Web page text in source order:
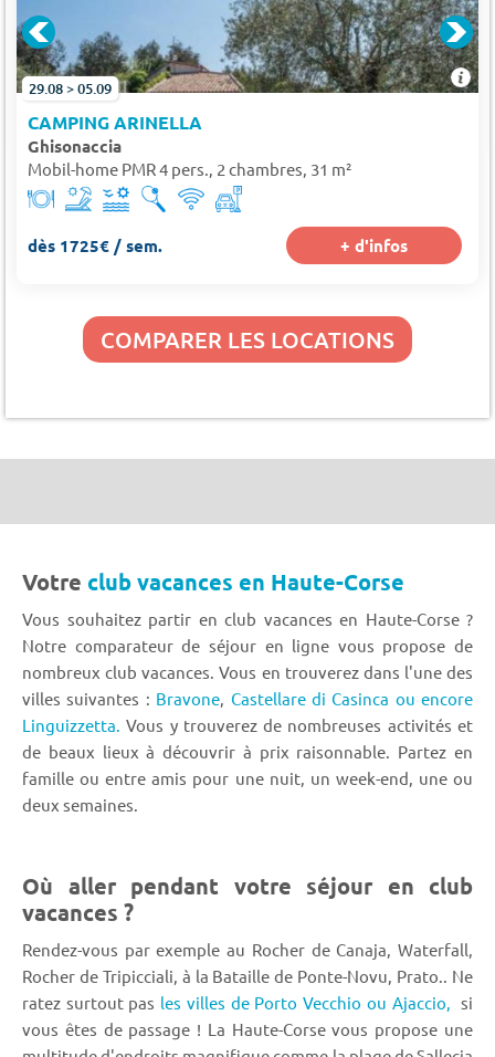
29.08 > 05.09
CAMPING ARINELLA
Ghisonaccia
Mobil-home PMR 4 pers., 2 chambres, 31 m²
dès 1725€ / sem. + d'infos
COMPARER LES LOCATIONS
Votre club vacances en Haute-Corse
Vous souhaitez partir en club vacances en Haute-Corse ?
Notre comparateur de séjour en ligne vous propose de
nombreux club vacances. Vous en trouverez dans l'une des
villes suivantes : Bravone, Castellare di Casinca ou encore
Linguizzetta. Vous y trouverez de nombreuses activités et
de beaux lieux à découvrir à prix raisonnable. Partez en
famille ou entre amis pour une nuit, un week-end, une ou
deux semaines.
Où aller pendant votre séjour en club
vacances ?
Rendez-vous par exemple au Rocher de Canaja, Waterfall,
Rocher de Tripicciali, à la Bataille de Ponte-Novu, Prato.. Ne
ratez surtout pas les villes de Porto Vecchio ou Ajaccio, si
vous êtes de passage ! La Haute-Corse vous propose une